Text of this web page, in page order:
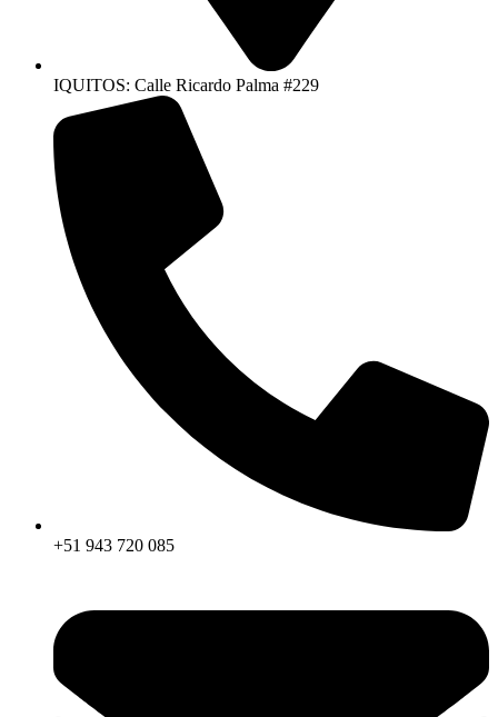
IQUITOS: Calle Ricardo Palma #229
+51 943 720 085